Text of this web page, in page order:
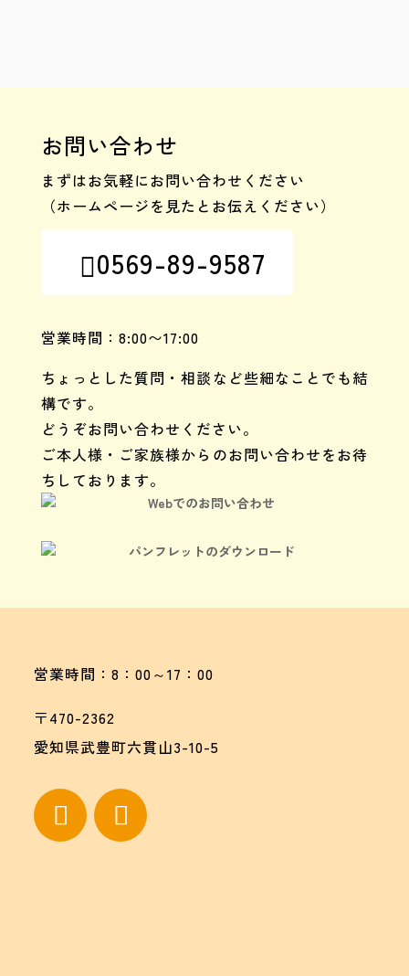
お問い合わせ
まずはお気軽にお問い合わせください
（ホームページを見たとお伝えください）
0569-89-9587
営業時間：8:00〜17:00
ちょっとした質問・相談など些細なことでも結
構です。
どうぞお問い合わせください。
ご本人様・ご家族様からのお問い合わせをお待
ちしております。
営業時間：8：00～17：00
〒470-2362
愛知県武豊町六貫山3-10-5